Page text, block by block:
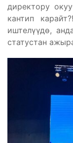
директору
кантип
иштелүүдө,
статустан